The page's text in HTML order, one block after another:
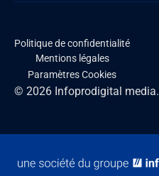
© 2026 Infoprodigital
Politique de confidentialité
Mentions légales
Paramètres Cookies